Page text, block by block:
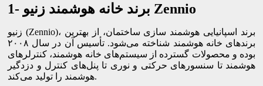
1- برند خانه هوشمند زنیو Zennio
زنیو (Zennio)، برند اسپانیایی هوشمند سازی ساختمان، از بهترین
برندهای خانه هوشمند شناخته می‌شود. تأسیس آن در سال ۲۰۰۸
بوده و محصولات گسترده از سیستم‌های خانه هوشمند، کنترلرهای
هوشمند تا سنسورهای حرکتی و نوری تا پنل‌های کنترل و دزدگیر
هوشمند را تولید می‌کند.